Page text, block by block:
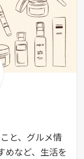
と、グルメ情
めなど、生活を